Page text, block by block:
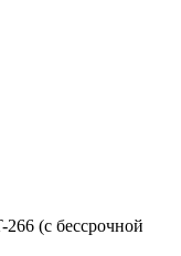
(с бессрочной